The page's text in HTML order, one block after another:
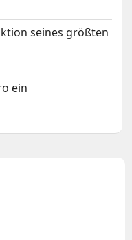
seines größten
ein